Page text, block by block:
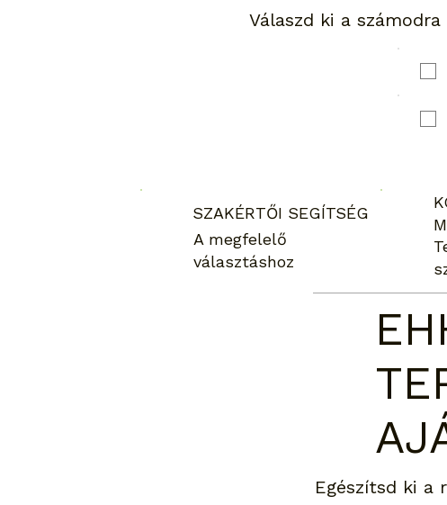
Válaszd ki a
SZAKÉRTŐI SEGÍTSÉG
A megfelelő
választáshoz
Egészítsd ki a